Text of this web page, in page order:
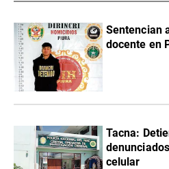
Sentencian a hombre que
docente en
Tacna:
celular